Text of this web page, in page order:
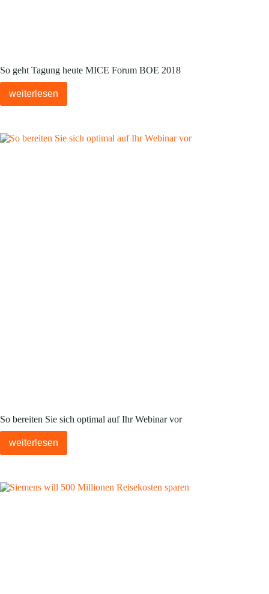
So geht Tagung heute MICE Forum BOE 2018
weiterlesen
So bereiten Sie sich optimal auf Ihr Webinar vor
weiterlesen